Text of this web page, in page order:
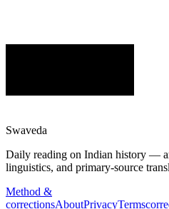
Swaveda
Daily reading on Indian history —
linguistics, and primary-source
Method &
correctionsAboutPrivacyTerms